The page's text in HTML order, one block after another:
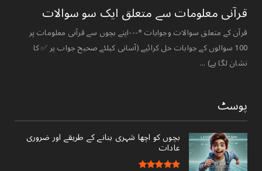
قرآنی ‏معلومات ‏سے ‏متعلق ‏ایک ‏سو ‏سوالات ‏
قرآن کے متعلق سوالات وجوابات *---اپنے بچوں سے قرآنی معلومات پر
100 سوالوں کے جوابات حل کرائیے (آسانی کیلئے صحیح جواب پر ✅ کا
نشان لگا ہے) ...
پوسٹ
بچوں کو اچھا شہری بنانے کے طریقے اور ضروری
عادات